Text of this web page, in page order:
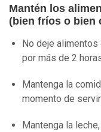
Mantén los
(bien fríos o bien
No deje
por más de 2
Mantenga la
momento de
Mantenga la